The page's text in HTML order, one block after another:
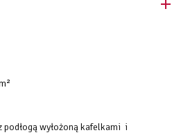
wyłożoną kafelkami i